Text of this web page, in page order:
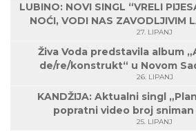
LUBINO: NOVI SINGL “VRELI
NOĆI, VODI NAS ZAVODLJIVIM
27. LIPANJ
Živa Voda predstavila album
de/re/konstrukt“ u Novom
26. LIPANJ
KANDŽIJA: Aktualni singl
popratni video broj
25. LIPANJ